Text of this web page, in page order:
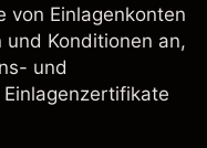
von Einlagenkonten
und Konditionen an,
und